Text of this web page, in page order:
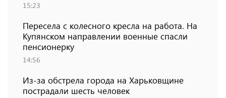
15:23
Пересела с колесного кресла на работа. На
Купянском направлении военные спасли
пенсионерку
14:56
Из-за обстрела города на Харьковщине
пострадали шесть человек